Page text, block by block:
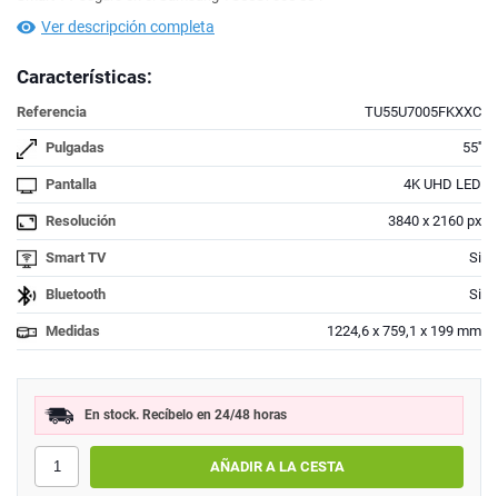
Ver descripción completa
Características:
Referencia TU55U7005FKXXC
Pulgadas 55''
Pantalla 4K UHD LED
Resolución 3840 x 2160 px
Smart TV Si
Bluetooth Si
Medidas 1224,6 x 759,1 x 199 mm
En stock. Recíbelo en 24/48 horas